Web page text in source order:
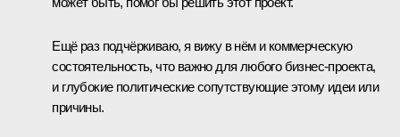
Ещё раз подчёркиваю, я вижу в нём и коммерческую
состоятельность, что важно для любого бизнес-проекта,
и глубокие политические сопутствующие этому идеи или
причины.